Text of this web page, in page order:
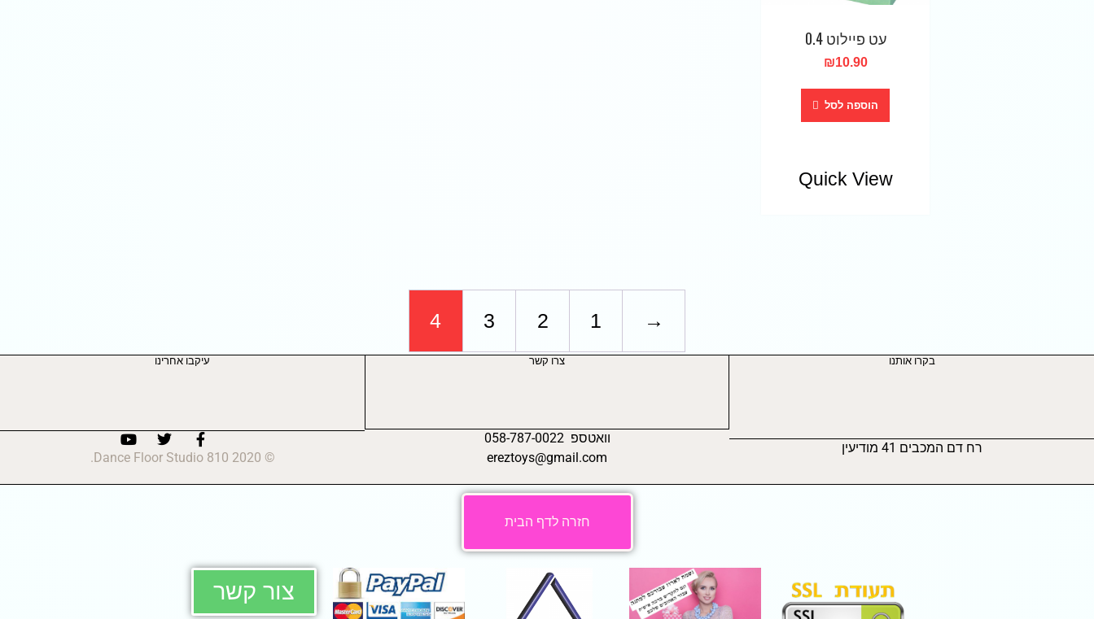
עט פיילוט 0.4
₪10.90
הוספה לסל
Quick View
→
1
2
3
4
בקרו אותנו
רח דם המכבים 41 מודיעין
צרו קשר
וואטספ 058-787-0022
ereztoys@gmail.com
עיקבו אחרינו
© 2020 810 Dance Floor Studio.
חזרה לדף הבית
צור קשר